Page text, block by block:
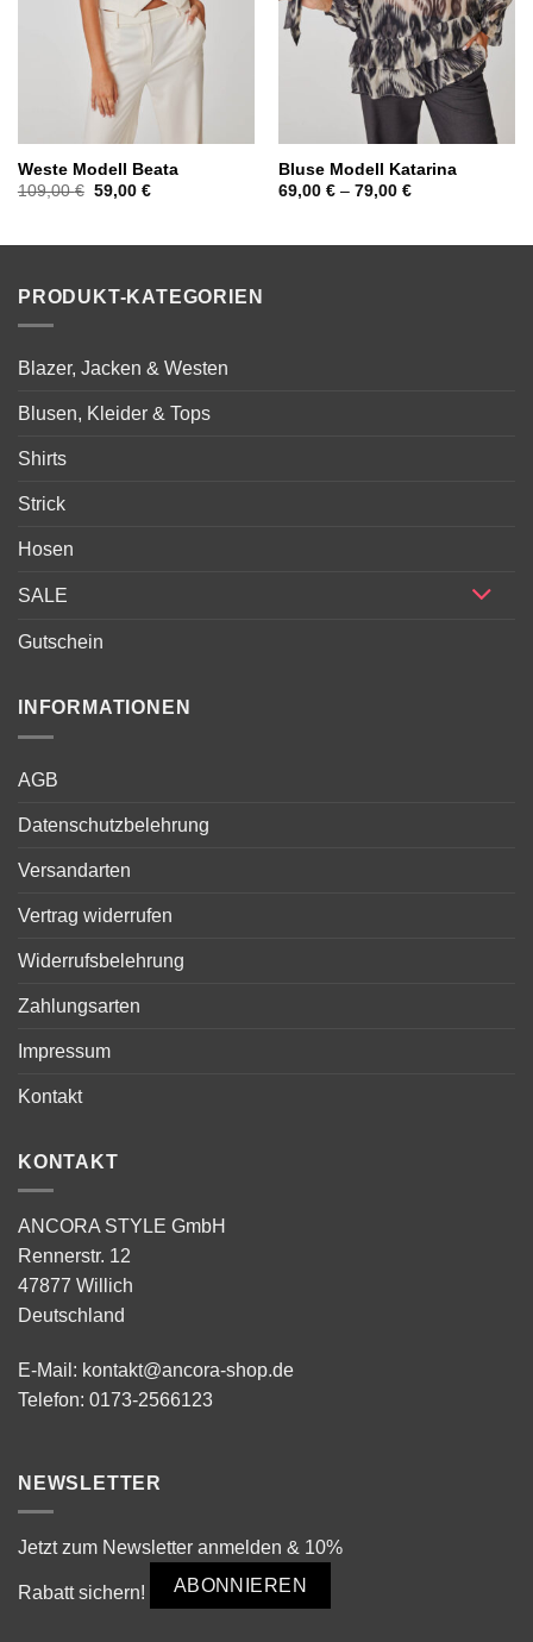
Weste Modell Beata
109,00€ Ursprünglicher
59,00 €Aktueller
Bluse Modell Katarina
69,00 €– 79,00 €
PRODUKT-KATEGORIEN
Blazer, Jacken & Westen
Blusen, Kleider & Tops
Shirts
Strick
Hosen
SALE
Gutschein
INFORMATIONEN
AGB
Datenschutzbelehrung
Versandarten
Vertrag widerrufen
Widerrufsbelehrung
Zahlungsarten
Impressum
Kontakt
KONTAKT
ANCORA STYLE GmbH
Rennerstr. 12
47877 Willich
Deutschland
E-Mail: kontakt@ancora-shop.de
Telefon: 0173-2566123
NEWSLETTER
Jetzt zum Newsletter anmelden & 10%
Rabatt sichern! ABONNIEREN